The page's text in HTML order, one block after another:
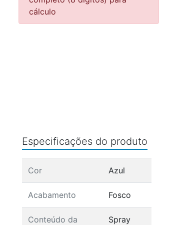
cálculo
Especificações do produto
Cor Azul
Acabamento Fosco
Conteúdo da
Spray